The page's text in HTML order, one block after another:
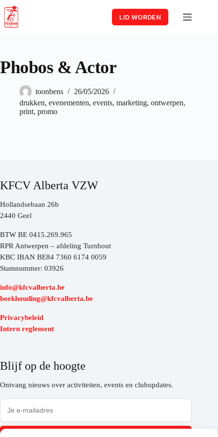
content
LID WORDEN
Phobos & Actor
toonbens
26/05/2026
drukken, evenementen, events, marketing, ontwerpen,
print, promo
KFCV Alberta VZW
Hollandsebaan 26b
2440 Geel
BTW BE 0415.269.965
RPR Antwerpen – afdeling Turnhout
KBC IBAN BE84 7360 6174 0059
Stamnummer: 03926
info@kfcvalberta.be
boekhouding@kfcvalberta.be
Privacybeleid
Intern reglement
Blijf op de hoogte
Ontvang nieuws over activiteiten, events en clubupdates.